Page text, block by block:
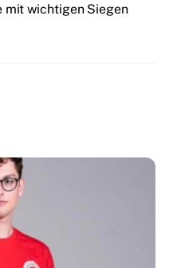
mit wichtigen Siegen